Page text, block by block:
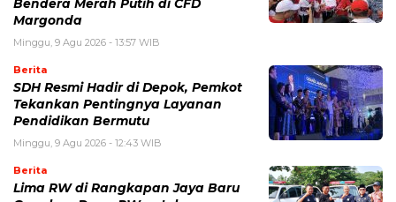
Bendera Merah Putih di CFD
Margonda
Minggu, 9 Agu 2026 - 13:57 WIB
Berita
SDH Resmi Hadir di Depok, Pemkot
Tekankan Pentingnya Layanan
Pendidikan Bermutu
Minggu, 9 Agu 2026 - 12:43 WIB
Berita
Lima RW di Rangkapan Jaya Baru